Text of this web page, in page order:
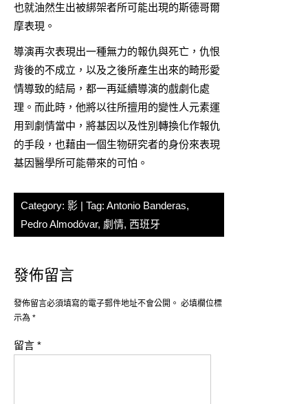
也就油然生出被綁架者所可能出現的斯德哥爾
摩表現。
導演再次表現出一種無力的報仇與死亡，仇恨
背後的不成立，以及之後所產生出來的畸形愛
情導致的結局，都一再延續導演的戲劇化處
理。而此時，他將以往所擅用的變性人元素運
用到劇情當中，將基因以及性別轉換化作報仇
的手段，也藉由一個生物研究者的身份來表現
基因醫學所可能帶來的可怕。
Category: 影 | Tag: Antonio Banderas,
Pedro Almodóvar, 劇情, 西班牙
發佈留言
發佈留言必須填寫的電子郵件地址不會公開。 必填欄位標
示為 *
留言 *